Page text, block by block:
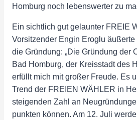
Homburg noch lebenswerter zu
Ein sichtlich gut gelaunter FREIE
Vorsitzender Engin Eroglu
die Gründung: „Die Gründung der
Bad Homburg, der Kreisstadt des
erfüllt mich mit großer Freude. Es
Trend der FREIEN WÄHLER in
steigenden Zahl an
punkten können. Am 12. Juli